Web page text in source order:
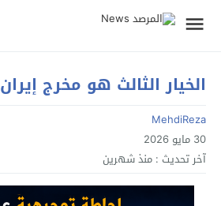
الخيار الثالث هو مخرج إيران
MehdiReza
30 مايو 2026
آخر تحديث : منذ شهرين